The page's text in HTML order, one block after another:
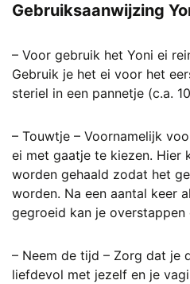
Gebruiksaanwijzing
– Voor gebruik het Yoni ei
Gebruik je het ei voor het
steriel in een pannetje (c.a.
– Touwtje – Voornamelijk
ei met gaatje te kiezen. Hier
worden gehaald zodat het
worden. Na een aantal keer
gegroeid kan je
– Neem de tijd – Zorg dat je
liefdevol met jezelf en je